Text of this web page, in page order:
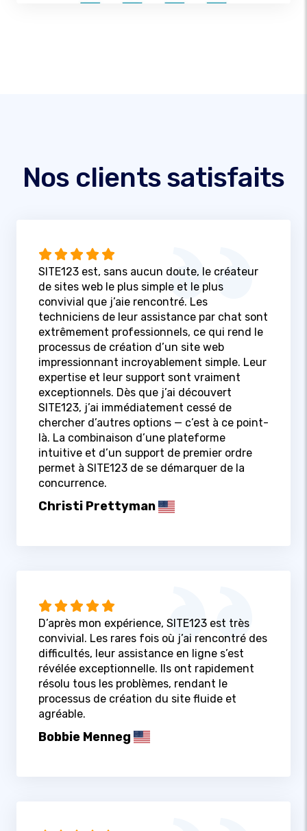
Nos clients satisfaits
SITE123 est, sans aucun doute, le créateur
de sites web le plus simple et le plus
convivial que j’aie rencontré. Les
techniciens de leur assistance par chat sont
extrêmement professionnels, ce qui rend le
processus de création d’un site web
impressionnant incroyablement simple. Leur
expertise et leur support sont vraiment
exceptionnels. Dès que j’ai découvert
SITE123, j’ai immédiatement cessé de
chercher d’autres options — c’est à ce point-
là. La combinaison d’une plateforme
intuitive et d’un support de premier ordre
permet à SITE123 de se démarquer de la
concurrence.
Christi Prettyman
D’après mon expérience, SITE123 est très
convivial. Les rares fois où j’ai rencontré des
difficultés, leur assistance en ligne s’est
révélée exceptionnelle. Ils ont rapidement
résolu tous les problèmes, rendant le
processus de création du site fluide et
agréable.
Bobbie Menneg